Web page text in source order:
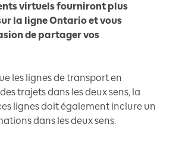
virtuels fourniront plus
la ligne Ontario et vous
de partager vos
les lignes de transport en
trajets dans les deux sens, la
lignes doit également inclure un
dans les deux sens.